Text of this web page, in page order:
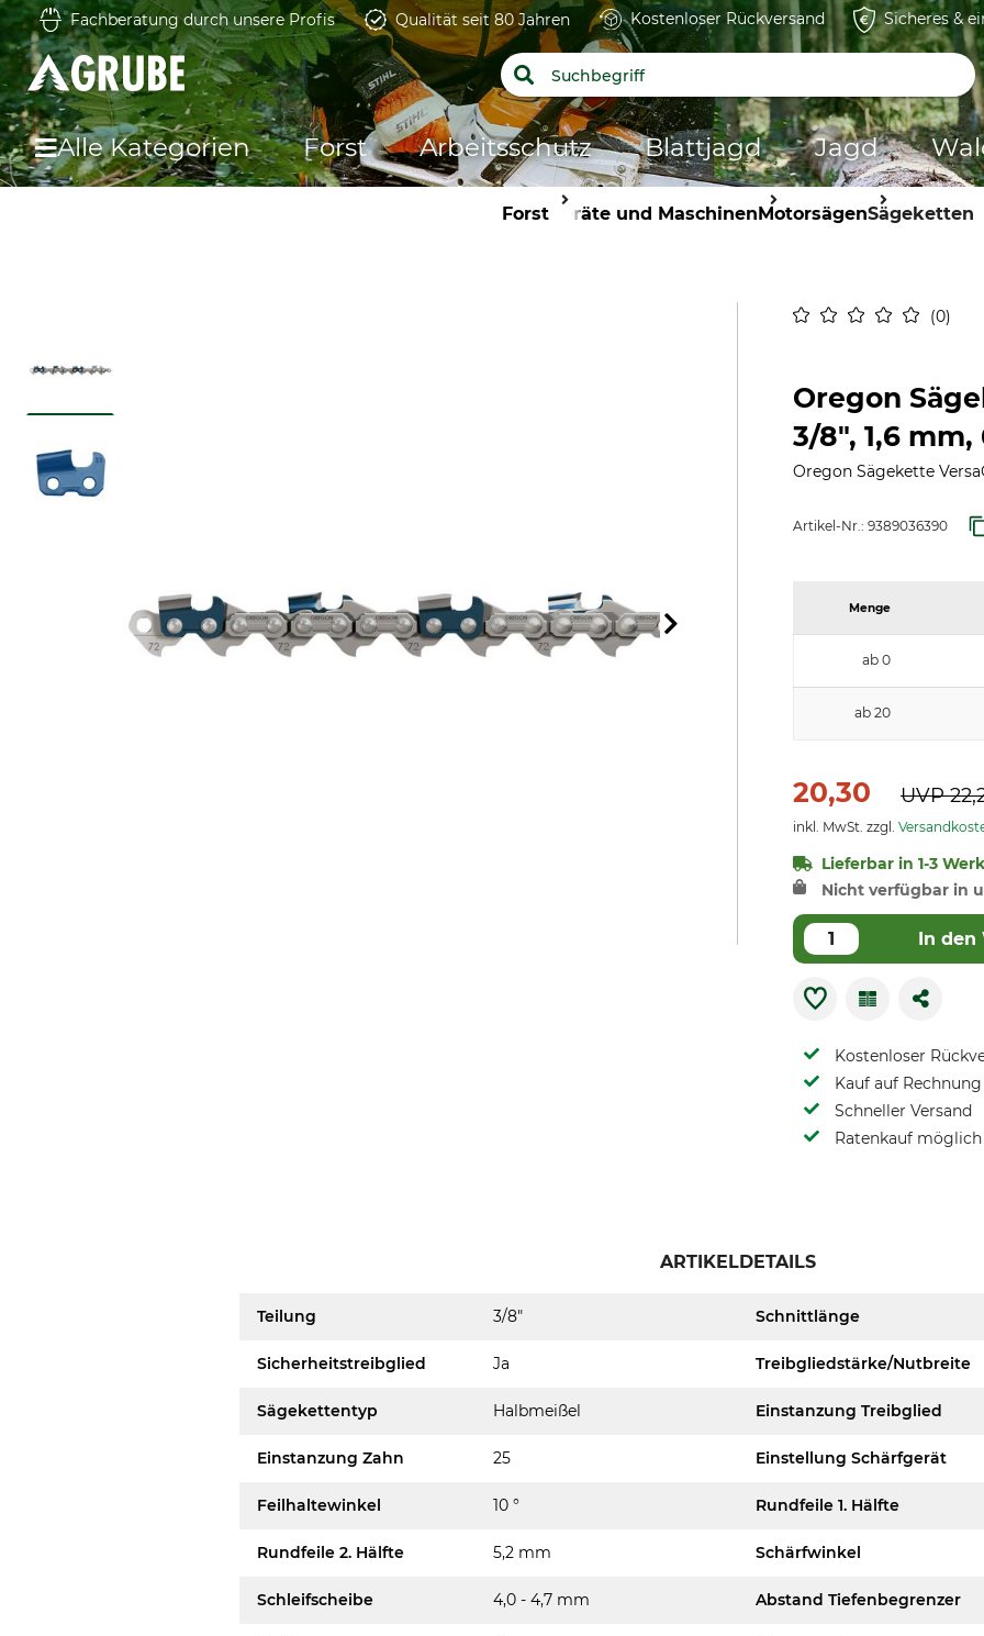
Fachberatung durch unsere Profis Qualität seit 80 Jahren Kostenloser Rückversand Sicheres &
Alle Kategorien Forst Arbeitsschutz Blattjagd Jagd
Forst Geräte und MaschinenMotorsägenSägeketten
0
Oregon
3/8", 1,6 mm,
Oregon Sägekette
Artikel-Nr.: 9389036390
Menge
ab 0
ab 20
20,30 UVP
inkl. MwSt. zzgl.
Lieferbar in 1-3
Nicht verfügbar in
In den
Kostenloser
Kauf auf
Schneller Versand
Ratenkauf möglich
ARTIKELDETAILS
Teilung 3/8" Schnittlänge
Sicherheitstreibglied Ja Treibgliedstärke/Nutbreite
Sägekettentyp Halbmeißel Einstanzung Treibglied
Einstanzung Zahn 25 Einstellung Schärfgerät
Feilhaltewinkel 10 ° Rundfeile 1. Hälfte
Rundfeile 2. Hälfte 5,2 mm Schärfwinkel
Schleifscheibe 4,0 - 4,7 mm Abstand Tiefenbegrenzer